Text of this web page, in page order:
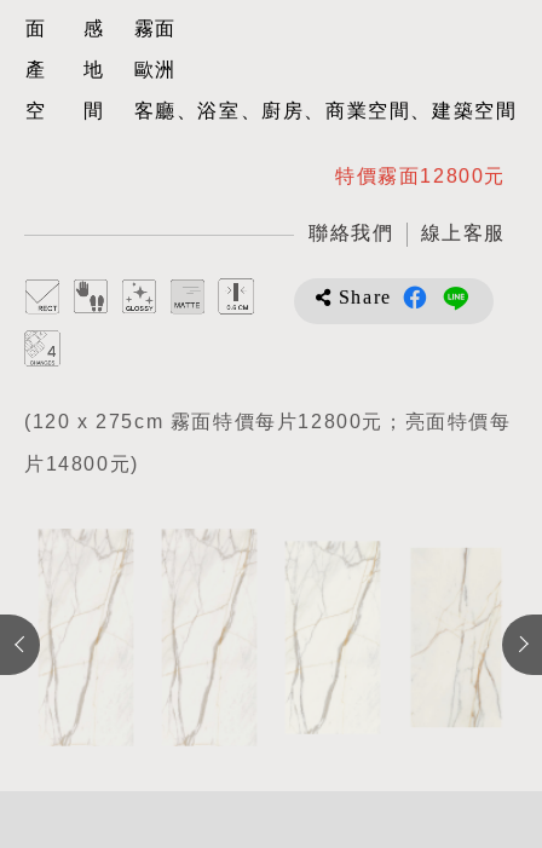
面感霧面
產地歐洲
空間客廳、浴室、廚房、商業空間、建築空間
特價霧面12800元
聯絡我們 線上客服
Share
(120 x 275cm 霧面特價每片12800元；亮面特價每
片14800元)